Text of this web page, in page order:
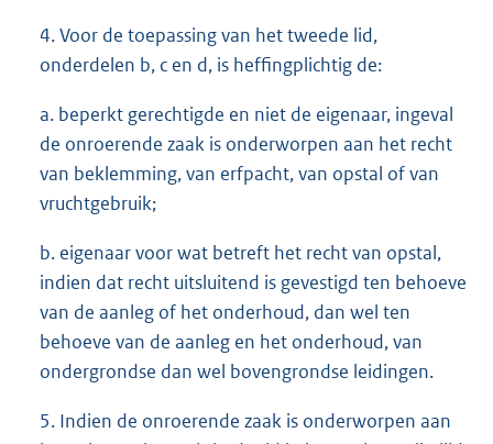
4. Voor de toepassing van het tweede lid,
onderdelen b, c en d, is heffingplichtig de:
a. beperkt gerechtigde en niet de eigenaar, ingeval
de onroerende zaak is onderworpen aan het recht
van beklemming, van erfpacht, van opstal of van
vruchtgebruik;
b. eigenaar voor wat betreft het recht van opstal,
indien dat recht uitsluitend is gevestigd ten behoeve
van de aanleg of het onderhoud, dan wel ten
behoeve van de aanleg en het onderhoud, van
ondergrondse dan wel bovengrondse leidingen.
5. Indien de onroerende zaak is onderworpen aan